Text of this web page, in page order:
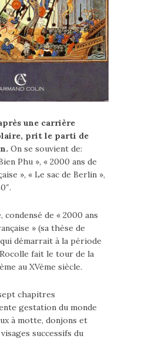
une carrière
prit le parti de
On se souvient de:
Phu », « 2000 ans de
», « Le sac de Berlin »,
condensé de « 2000 ans
» (sa thèse de
démarrait à la période
fait le tour de la
au XVème siècle.
chapitres
gestation du monde
à motte, donjons et
successifs du